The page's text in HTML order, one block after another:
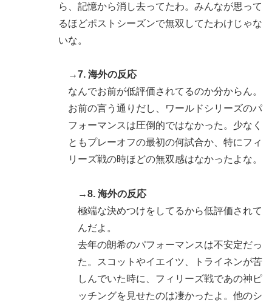
ら、記憶から消し去ってたわ。みんなが思って
るほどポストシーズンで無双してたわけじゃな
いな。
→7. 海外の反応
なんでお前が低評価されてるのか分からん。
お前の言う通りだし、ワールドシリーズのパ
フォーマンスは圧倒的ではなかった。少なく
ともプレーオフの最初の何試合か、特にフィ
リーズ戦の時ほどの無双感はなかったよな。
→8. 海外の反応
極端な決めつけをしてるから低評価されて
んだよ。
去年の朗希のパフォーマンスは不安定だっ
た。スコットやイエイツ、トライネンが苦
しんでいた時に、フィリーズ戦であの神ピ
ッチングを見せたのは凄かったよ。他のシ